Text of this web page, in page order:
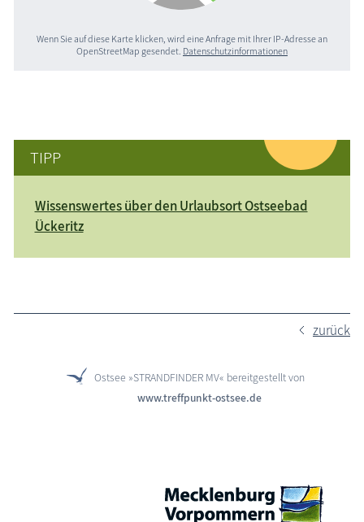
Wenn Sie auf diese Karte klicken, wird eine Anfrage mit Ihrer IP-Adresse an
OpenStreetMap gesendet. Datenschutzinformationen
TIPP
Wissenswertes über den Urlaubsort Ostseebad
Ückeritz
zurück
Ostsee »STRANDFINDER MV« bereitgestellt von
www.treffpunkt-ostsee.de